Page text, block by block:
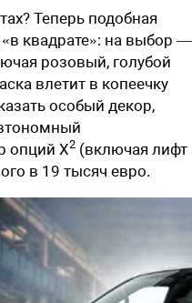
Теперь подобная
квадрате»: на выбор —
розовый, голубой
влетит в копеечку
особый декор,
опций X2 (включая лифт
в 19 тысяч евро.